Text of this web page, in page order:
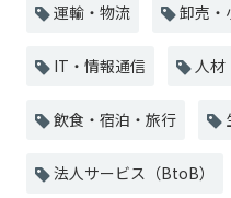
運輸・物流 卸売・
IT・情報通信 人材
飲食・宿泊・旅行
法人サービス（BtoB）